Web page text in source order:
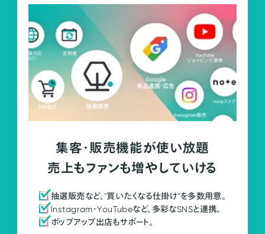
集客・販売機能が使い放題
売上もファンも増やしていける
抽選販売など、"買いたくなる仕掛け"を多数用意。
Instagram・YouTubeなど、多彩なSNSと連携。
ポップアップ出店もサポート。